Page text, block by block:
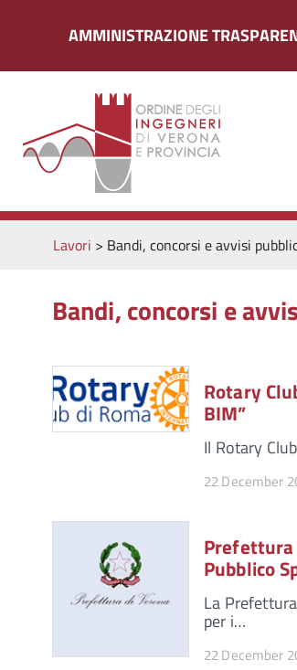
AMMINISTRAZIONE
Lavori > Bandi, concorsi e avvisi
Bandi, concorsi e
Rotary
BIM”
Il Rotary
22 December
Prefettura
Pubblico
La
per i…
22 December